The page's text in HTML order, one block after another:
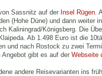
Sassnitz auf der Insel Rügen.
(Hohe Düne) und dann weiter
Kaliningrad/Königsberg. Die
Ab 1.498 Euro ist die
und nach Rostock zu zwei
Angebot gibt es auf der Webseite
andere Reisevarianten ins